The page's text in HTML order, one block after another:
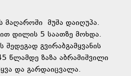
მაღაროში მუშა დაიღუპა.
დილის 5 საათზე მოხდა.
გვირაბგამყვანის
წლამდე ზაზა აბრამიშვილი
და გარდაიცვალა.